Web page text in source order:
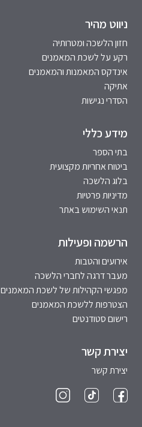
ניווט מהיר
חזון הלשכה ומטרותיה
רקע על לשכת המאמנים
אינדקס המאמנות והמאמנים
אתיקה
הסדרי נגישות
מידע כללי
בתי הספר
ביטוח אחריות מקצועית
בלוג הלשכה
מדיניות פרטיות
תנאי השימוש באתר
הרשמה ופעילות
אירועים והטבות
מעבר דרגה לחברי הלשכה
מפגשי הקהילות של לשכת המאמנים
הצטרפות ללשכת המאמנים
רישום סטודנטים
יצירת קשר
יצירת קשר